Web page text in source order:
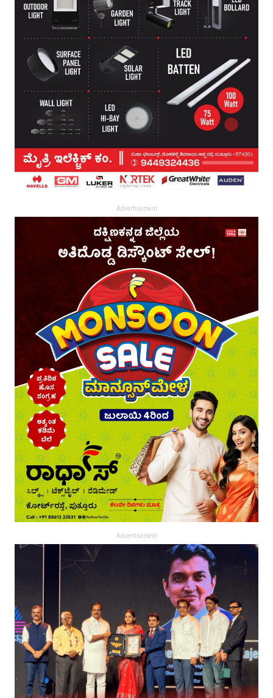
Advertisement
Advertisement